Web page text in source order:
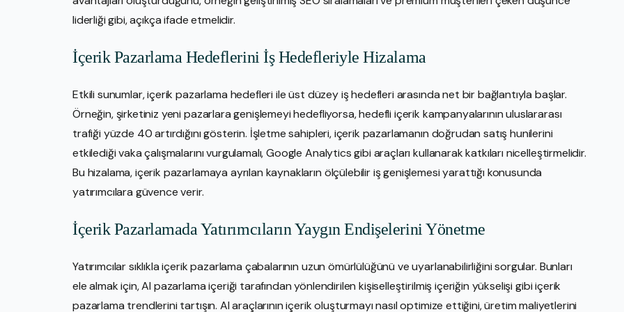
liderliği gibi, açıkça ifade etmelidir.
İçerik Pazarlama Hedeflerini İş Hedefleriyle Hizalama
Etkili sunumlar, içerik pazarlama hedefleri ile üst düzey iş hedefleri arasında net bir bağlantıyla başlar.
Örneğin, şirketiniz yeni pazarlara genişlemeyi hedefliyorsa, hedefli içerik kampanyalarının uluslararası
trafiği yüzde 40 artırdığını gösterin. İşletme sahipleri, içerik pazarlamanın doğrudan satış hunilerini
etkilediği vaka çalışmalarını vurgulamalı, Google Analytics gibi araçları kullanarak katkıları nicelleştirmelidir.
Bu hizalama, içerik pazarlamaya ayrılan kaynakların ölçülebilir iş genişlemesi yarattığı konusunda
yatırımcılara güvence verir.
İçerik Pazarlamada Yatırımcıların Yaygın Endişelerini Yönetme
Yatırımcılar sıklıkla içerik pazarlama çabalarının uzun ömürlülüğünü ve uyarlanabilirliğini sorgular. Bunları
ele almak için, AI pazarlama içeriği tarafından yönlendirilen kişiselleştirilmiş içeriğin yükselişi gibi içerik
pazarlama trendlerini tartışın. AI araçlarının içerik oluşturmayı nasıl optimize ettiğini, üretim maliyetlerini